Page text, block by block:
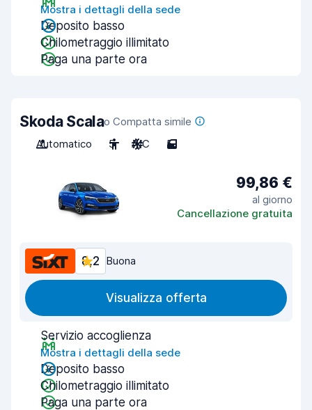
Mostra i dettagli della sede
Deposito basso
Chilometraggio illimitato
Paga una parte ora
Skoda Scalao Compatta simile
Automatico
5 A/C 5
99,86 €
al giorno
Cancellazione gratuita
8,2 Buona
Visualizza offerta
Servizio accoglienza
Mostra i dettagli della sede
Deposito basso
Chilometraggio illimitato
Paga una parte ora